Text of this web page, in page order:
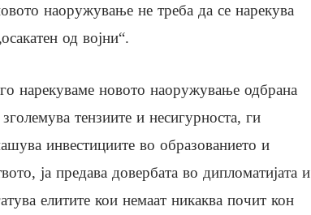
наоружување не треба да се нарекува
од војни“.
нарекуваме новото наоружување одбрана
тензиите и несигурноста, ги
инвестициите во образованието и
ја предава довербата во дипломатијата и
елитите кои немаат никаква почит кон